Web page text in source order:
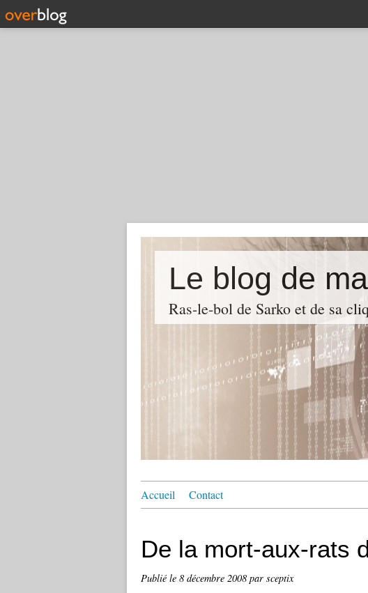
Le blog de
Ras-le-bol de Sarko et de sa
Accueil Contact
De la mort-aux-rats
Publié le 8 décembre 2008 par sceptix